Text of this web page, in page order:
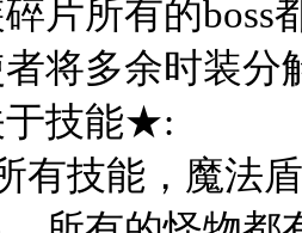
片所有的boss
将多余时装分
技能★:
有技能，魔法